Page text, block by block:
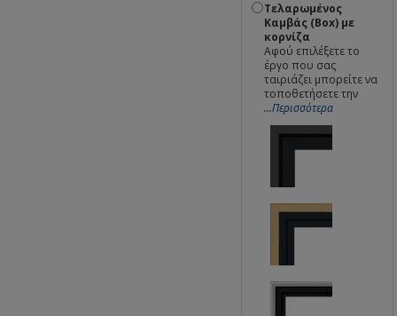
Τελαρωμένος
Καμβάς (Box) με
κορνίζα
Αφού επιλέξετε το
έργο που σας
ταιριάζει μπορείτε να
τοποθετήσετε την
...Περισσότερα